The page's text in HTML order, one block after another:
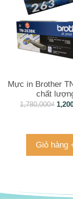
Mực in Brother
chất
1,780,000₫
Giỏ hàng